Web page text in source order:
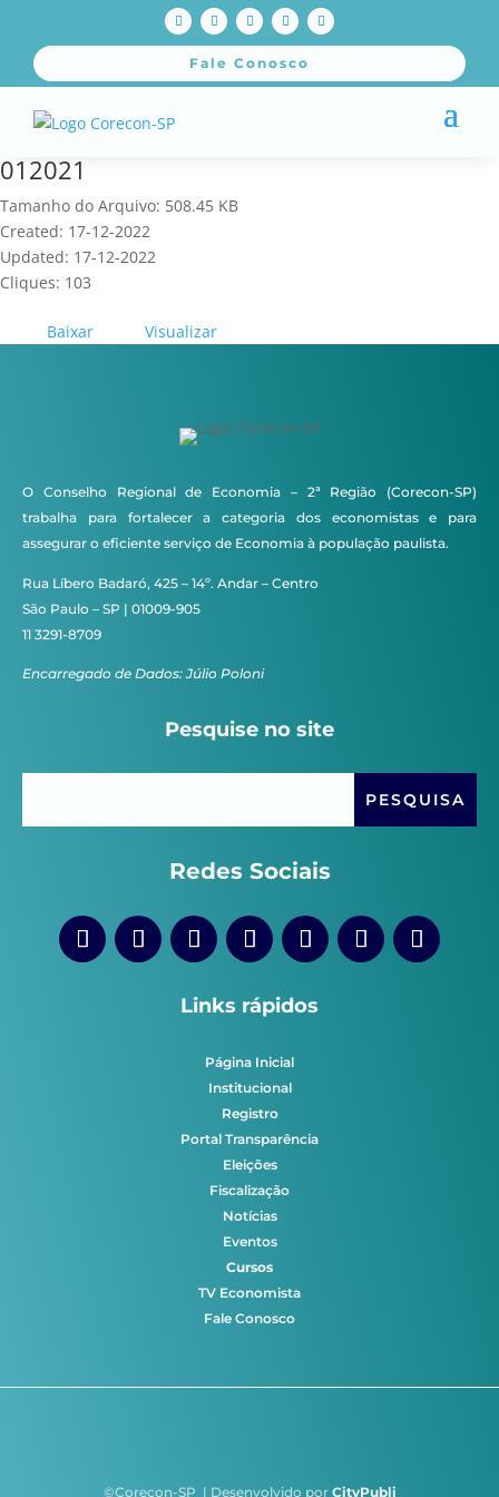
Fale Conosco
012021
Tamanho do Arquivo: 508.45 KB
Created: 17-12-2022
Updated: 17-12-2022
Cliques: 103
Baixar Visualizar
O Conselho Regional de Economia – 2ª Região (Corecon-SP)
trabalha para fortalecer a categoria dos economistas e para
assegurar o eficiente serviço de Economia à população paulista.
Rua Líbero Badaró, 425 – 14º. Andar – Centro
São Paulo – SP | 01009-905
11 3291-8709
Encarregado de Dados: Júlio Poloni
Pesquise no site
Redes Sociais
Links rápidos
Página Inicial
Institucional
Registro
Portal Transparência
Eleições
Fiscalização
Notícias
Eventos
Cursos
TV Economista
Fale Conosco
©Corecon-SP | Desenvolvido por CityPubli